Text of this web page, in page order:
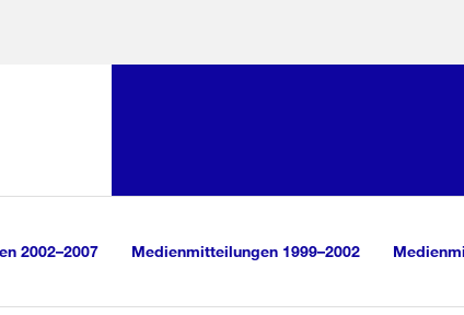
2002–2007 Medienmitteilungen 1999–2002